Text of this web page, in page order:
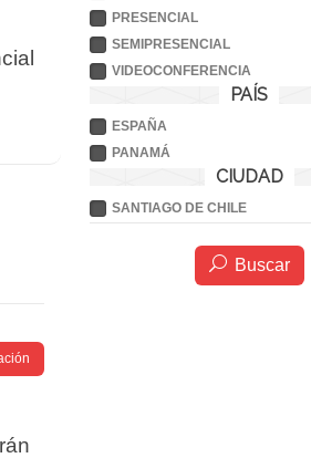
PRESENCIAL
SEMIPRESENCIAL
VIDEOCONFERENCIA
PAÍS
ESPAÑA
PANAMÁ
CIUDAD
SANTIAGO DE CHILE
Buscar